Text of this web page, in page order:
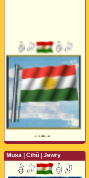
Musa | Cihû | Jewry